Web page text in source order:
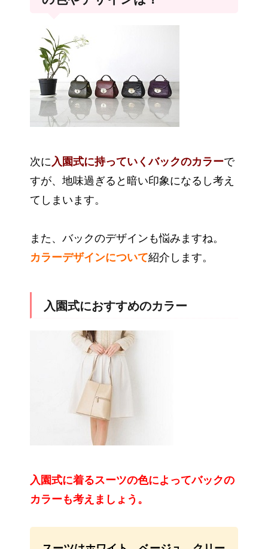
次に入園式に持っていくバックのカラーで
すが、地味過ぎると暗い印象になるし考え
てしまいます。
また、バックのデザインも悩みますね。
カラーデザインについて紹介します。
入園式におすすめのカラー
入園式に着るスーツの色によってバックの
カラーも考えましょう。